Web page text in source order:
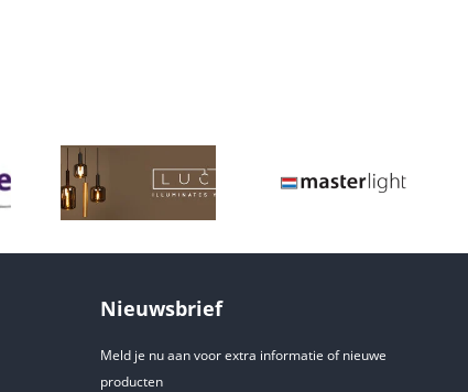
Nieuwsbrief
Meld je nu aan voor extra informatie of nieuwe
producten